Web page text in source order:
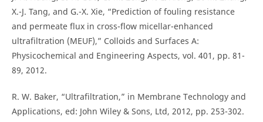
X.-J. Tang, and G.-X. Xie, “Prediction of fouling resistance
and permeate flux in cross-flow micellar-enhanced
ultrafiltration (MEUF),” Colloids and Surfaces A:
Physicochemical and Engineering Aspects, vol. 401, pp. 81-
89, 2012.
R. W. Baker, “Ultrafiltration,” in Membrane Technology and
Applications, ed: John Wiley & Sons, Ltd, 2012, pp. 253-302.